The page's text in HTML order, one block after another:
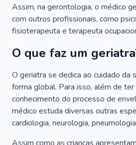
Assim, na gerontologia, o médico
com outros profissionais, como
fisioterapeuta e terapeuta
O que faz um
O geriatra se dedica ao cuidado da
forma global. Para isso, além de
conhecimento do processo de
médico estuda diversas outras
cardiologia, neurologia,